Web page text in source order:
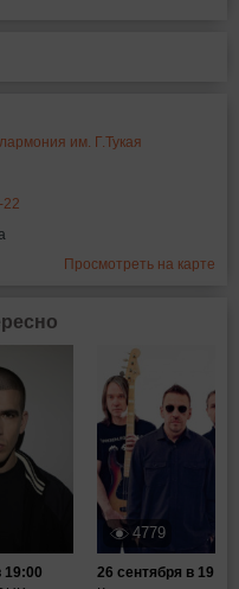
им. Г.Тукая
22
Просмотреть на карте
19:00
4779
26 сентября в 19:00